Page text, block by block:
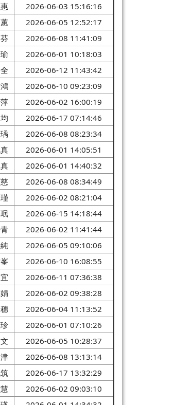
2026-06-03 15:16:16
2026-06-05 12:52:17
2026-06-08 11:41:09
2026-06-01 10:18:03
2026-06-12 11:43:42
2026-06-10 09:23:09
2026-06-02 16:00:19
2026-06-17 07:14:46
2026-06-08 08:23:34
2026-06-01 14:05:51
2026-06-01 14:40:32
2026-06-08 08:34:49
2026-06-02 08:21:04
2026-06-15 14:18:44
2026-06-02 11:41:44
2026-06-05 09:10:06
2026-06-10 16:08:55
2026-06-11 07:36:38
2026-06-02 09:38:28
2026-06-04 11:13:52
2026-06-01 07:10:26
2026-06-05 10:28:37
2026-06-08 13:13:14
2026-06-17 13:32:29
2026-06-02 09:03:10